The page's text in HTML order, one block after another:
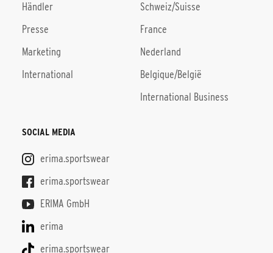
Händler
Presse
Marketing
International
Schweiz/Suisse
France
Nederland
Belgique/België
International Business
SOCIAL MEDIA
erima.sportswear
erima.sportswear
ERIMA GmbH
erima
erima.sportswear